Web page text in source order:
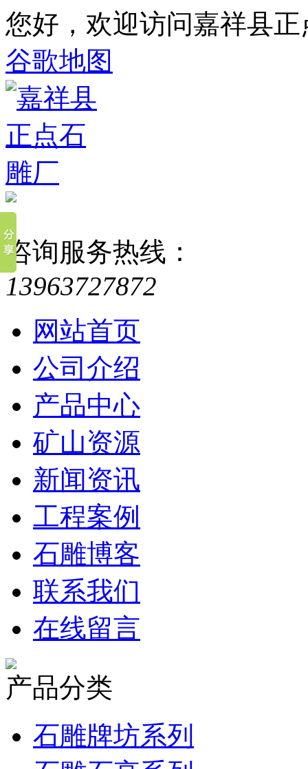
您好，欢迎访问嘉祥县
谷歌地图
咨询服务热线：
13963727872
网站首页
公司介绍
产品中心
矿山资源
新闻资讯
工程案例
石雕博客
联系我们
在线留言
产品分类
石雕牌坊系列